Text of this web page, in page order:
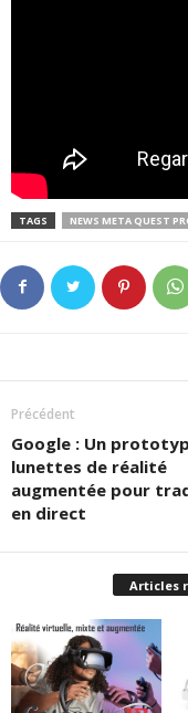
TAGS NEWS META QUEST
Précédent
Google : Un
lunettes de réalité
augmentée pour
en direct
Articles